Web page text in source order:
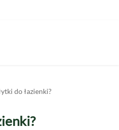
do łazienki?